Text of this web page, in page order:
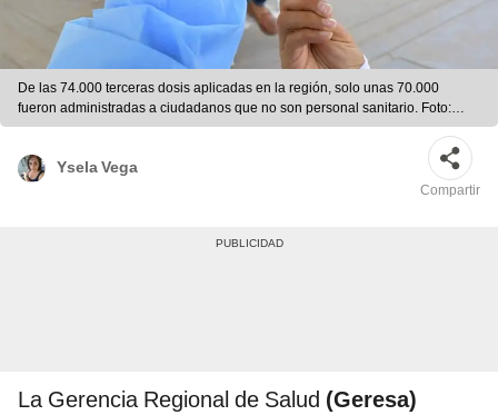
De las 74.000 terceras dosis aplicadas en la región, solo unas 70.000
fueron administradas a ciudadanos que no son personal sanitario. Foto:
Geresa Lambayeque.
Ysela Vega
Compartir
La Gerencia Regional de Salud (Geresa)